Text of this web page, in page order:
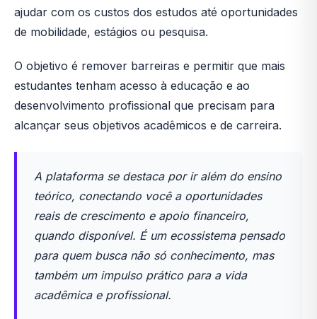
ajudar com os custos dos estudos até oportunidades
de mobilidade, estágios ou pesquisa.
O objetivo é remover barreiras e permitir que mais
estudantes tenham acesso à educação e ao
desenvolvimento profissional que precisam para
alcançar seus objetivos acadêmicos e de carreira.
A plataforma se destaca por ir além do ensino
teórico, conectando você a oportunidades
reais de crescimento e apoio financeiro,
quando disponível. É um ecossistema pensado
para quem busca não só conhecimento, mas
também um impulso prático para a vida
acadêmica e profissional.